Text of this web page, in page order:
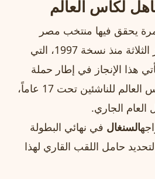
لكأس العالم
مرة يحقق فيها منتخب مصر
للناشئين صدارة المراكز الثلاثة منذ نسخة 1997، التي
هذا الإنجاز في إطار حملة
لكأس العالم للناشئين تحت 17 عاماً،
العام الجاري.
السنغال في نهائي البطولة
حامل اللقب القاري لهذا